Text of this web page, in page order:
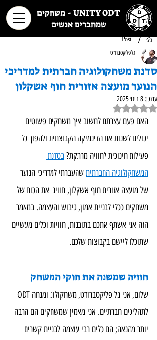
UNITY ODT - משחקים
שמחברים אנשים
/
Post
סדנת משחקולוגיה חברתית למדריכי
הנוער מועצה אזורית חוף אשקלון
גל פליקסברודט
עודכן: 8 בינו׳ 2025
דירוג של NaN מתוך 5 כוכבים
האם פעם עצרתם לחשוב איך משחקים פשוטים
יכולים לשנות את הדינמיקה הקבוצתית ולהפוך כל
פעילות חינוכית לחוויה מרתקת? בסדנת
המשחקולוגיה החברתית שהעברתי למדריכי הנוער
של מועצה אזורית חוף אשקלון, חווינו את הכוח של
משחקים ככלי לבניית אמון, גיבוש והעצמה. במאמר
הזה אני אשתף אתכם בתובנות, חוויות וכלים מעשיים
שתוכלו ליישם בקבוצות שלכם.
חוויה שמשנה את חוקי המשחק
לתהליכים חברתיים. אני מאמין שמשחקים הם הרבה
יותר מהנאה; הם כלים רבי עוצמה לבניית קשרים